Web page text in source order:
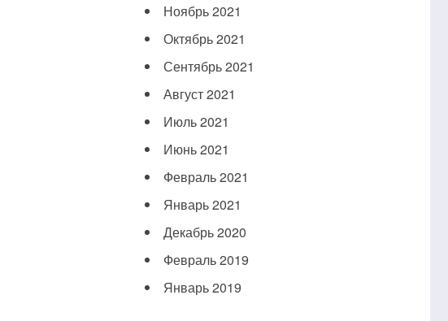
Ноябрь 2021
Октябрь 2021
Сентябрь 2021
Август 2021
Июль 2021
Июнь 2021
Февраль 2021
Январь 2021
Декабрь 2020
Февраль 2019
Январь 2019